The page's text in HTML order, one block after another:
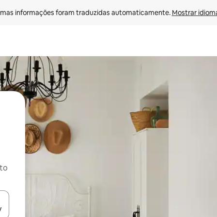
informações foram traduzidas automaticamente. Mostrar
os usando as seta para cima e para baixo do teclado ou tocando